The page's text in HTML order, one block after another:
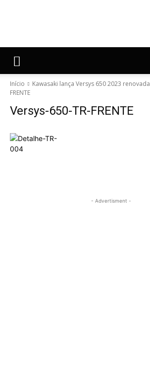
Início Kawasaki lança Versys 650 2023 renovada
FRENTE
Versys-650-TR-FRENTE
- Advertisment -